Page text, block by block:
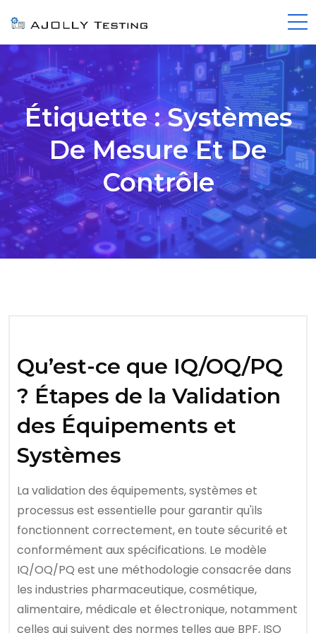
Étiquette :Systèmes
De Mesure Et De
Contrôle
Qu’est-ce que IQ/OQ/PQ
? Étapes de la Validation
des Équipements et
Systèmes
La validation des équipements, systèmes et
processus est essentielle pour garantir qu'ils
fonctionnent correctement, en toute sécurité et
conformément aux spécifications. Le modèle
IQ/OQ/PQ est une méthodologie consacrée dans
les industries pharmaceutique, cosmétique,
alimentaire, médicale et électronique, notamment
celles qui suivent des normes telles que BPF, ISO